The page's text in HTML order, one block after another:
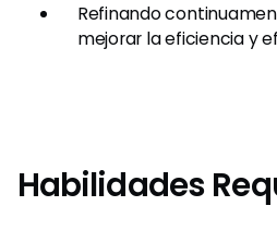
Refinando
mejorar la eficiencia y
Habilidades